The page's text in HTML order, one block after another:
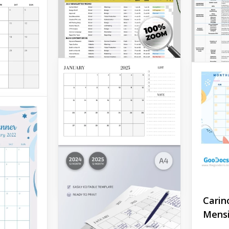
Modello di
pianificazione
mensile del
marketing
Google Sheets